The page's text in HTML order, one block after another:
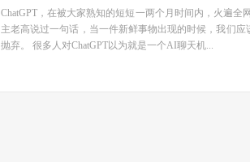
ChatGPT，在被大家熟知的短短一两个月时间内，火遍
主老高说过一句话，当一件新鲜事物出现的时候，我们
抛弃。 很多人对ChatGPT以为就是一个AI聊天机...